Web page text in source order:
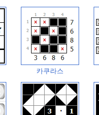
카쿠라스